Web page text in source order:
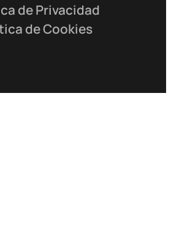
de Privacidad
de Cookies